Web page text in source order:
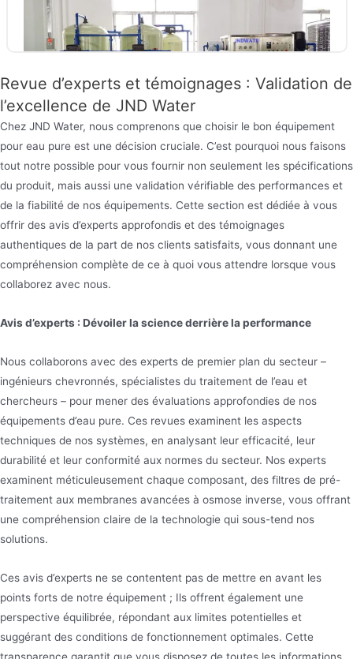
Équipement industriel d’osmose inverse
L’équipement industriel de traitement de l’eau par
osmose inverse Jndwater est largement utilisé
dans l’eau industrielle, la purification de l’eau
potable, le dessalement de l’eau de mer et d’autres
avancée d’osmose inverse pour éliminer les
impuretés telles que les sels dissous, les matières
organiques, les bactéries, les virus, etc. dans l’eau
Revue d’experts et témoignages : Validation de
l’excellence de JND Water
Chez JND Water, nous comprenons que choisir le bon équipement
pour eau pure est une décision cruciale. C’est pourquoi nous faisons
tout notre possible pour vous fournir non seulement les spécifications
du produit, mais aussi une validation vérifiable des performances et
de la fiabilité de nos équipements. Cette section est dédiée à vous
offrir des avis d’experts approfondis et des témoignages
authentiques de la part de nos clients satisfaits, vous donnant une
compréhension complète de ce à quoi vous attendre lorsque vous
collaborez avec nous.
Avis d’experts : Dévoiler la science derrière la performance
Nous collaborons avec des experts de premier plan du secteur –
ingénieurs chevronnés, spécialistes du traitement de l’eau et
chercheurs – pour mener des évaluations approfondies de nos
équipements d’eau pure. Ces revues examinent les aspects
techniques de nos systèmes, en analysant leur efficacité, leur
durabilité et leur conformité aux normes du secteur. Nos experts
examinent méticuleusement chaque composant, des filtres de pré-
traitement aux membranes avancées à osmose inverse, vous offrant
une compréhension claire de la technologie qui sous-tend nos
solutions.
Ces avis d’experts ne se contentent pas de mettre en avant les
points forts de notre équipement ; Ils offrent également une
perspective équilibrée, répondant aux limites potentielles et
suggérant des conditions de fonctionnement optimales. Cette